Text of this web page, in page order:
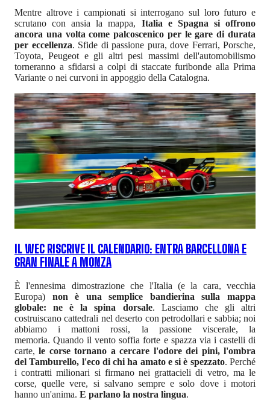
Mentre altrove i campionati si interrogano sul loro futuro e
scrutano con ansia la mappa, Italia e Spagna si offrono
ancora una volta come palcoscenico per le gare di durata
per eccellenza. Sfide di passione pura, dove Ferrari, Porsche,
Toyota, Peugeot e gli altri pesi massimi dell'automobilismo
torneranno a sfidarsi a colpi di staccate furibonde alla Prima
Variante o nei curvoni in appoggio della Catalogna.
IL WEC RISCRIVE IL CALENDARIO: ENTRA BARCELLONA E
GRAN FINALE A MONZA
È l'ennesima dimostrazione che l'Italia (e la cara, vecchia
Europa) non è una semplice bandierina sulla mappa
globale: ne è la spina dorsale. Lasciamo che gli altri
costruiscano cattedrali nel deserto con petrodollari e sabbia; noi
abbiamo i mattoni rossi, la passione viscerale, la
memoria. Quando il vento soffia forte e spazza via i castelli di
carte,le corse tornano a cercare l'odore dei pini, l'ombra
del Tamburello, l'eco di chi ha amato e si è spezzato. Perché
i contratti milionari si firmano nei grattacieli di vetro, ma le
corse, quelle vere, si salvano sempre e solo dove i motori
hanno un'anima. E parlano la nostra lingua.